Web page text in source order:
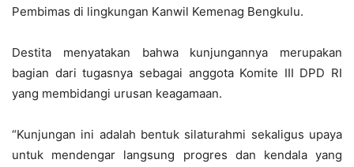
Pembimas di lingkungan Kanwil Kemenag Bengkulu.
Destita menyatakan bahwa kunjungannya merupakan
bagian dari tugasnya sebagai anggota Komite III DPD RI
yang membidangi urusan keagamaan.
“Kunjungan ini adalah bentuk silaturahmi sekaligus upaya
untuk mendengar langsung progres dan kendala yang